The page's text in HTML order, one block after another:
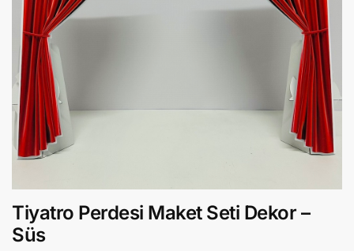
Tiyatro Perdesi Maket Seti Dekor –
Süs